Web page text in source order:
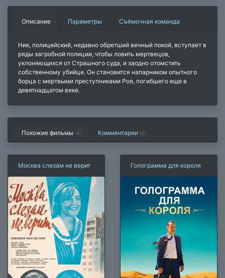
Описание Параметры Съёмочная команда
Ник, полицейский, недавно обретший вечный покой, вступает в
ряды загробной полиции, чтобы ловить мертвецов,
уклоняющихся от Страшного суда, и заодно отомстить
собственному убийце. Он становится напарником опытного
борца с мертвыми преступниками Роя, погибшего еще в
девятнадцатом веке.
Похожие фильмы (4) Комментарии (0)
Москва слезам не верит Голограмма для короля